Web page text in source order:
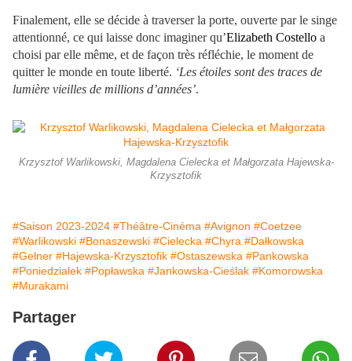
Finalement, elle se décide à traverser la porte, ouverte par le singe
attentionné, ce qui laisse donc imaginer qu’Elizabeth Costello a
choisi par elle même, et de façon très réfléchie, le moment de
quitter le monde en toute liberté. ‘Les étoiles sont des traces de
lumière vieilles de millions d’années’.
Krzysztof Warlikowski, Magdalena Cielecka et Małgorzata Hajewska-
Krzysztofik
#Saison 2023-2024 #Théâtre-Cinéma #Avignon #Coetzee
#Warlikowski #Bonaszewski #Cielecka #Chyra #Dałkowska
#Gelner #Hajewska-Krzysztofik #Ostaszewska #Pankowska
#Poniedzialek #Popławska #Jankowska-Cieślak #Komorowska
#Murakami
Partager